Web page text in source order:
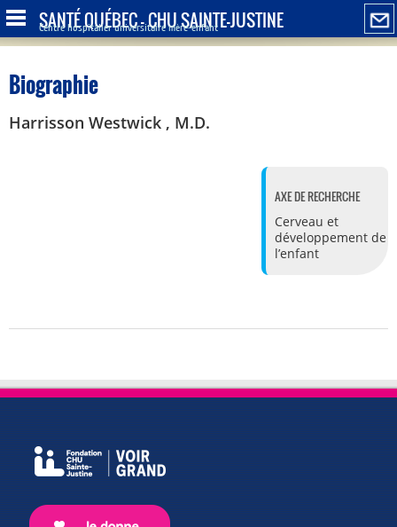
SANTÉ QUÉBEC - CHU SAINTE-JUSTINE
Centre hospitalier universitaire mère-enfant
Biographie
Harrisson Westwick , M.D.
AXE DE RECHERCHE
Cerveau et
développement de
l’enfant